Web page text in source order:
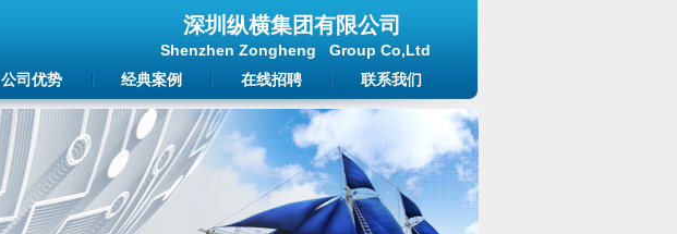
深圳纵横集团有限公司
Shenzhen Zongheng Group Co,Ltd
公司优势 经典案例 在线招聘 联系我们